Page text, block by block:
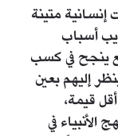
إنسانية متينة
أسباب
ينجح في كسب
إليهم بعين
قيمة،
في